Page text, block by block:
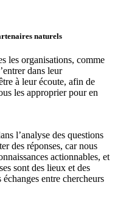
naturels
les organisations, comme
dans leur
à leur écoute, afin de
les approprier pour en
l’analyse des questions
des réponses, car nous
actionnables, et
sont des lieux et des
échanges entre chercheurs